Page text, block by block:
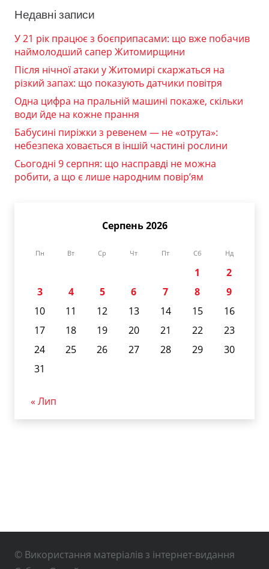
Недавні записи
У 21 рік працює з боєприпасами: що вже побачив
наймолодший сапер Житомирщини
Після нічної атаки у Житомирі скаржаться на
різкий запах: що показують датчики повітря
Одна цифра на пральній машині покаже, скільки
води йде на кожне прання
Бабусині пиріжки з ревенем — не «отрута»:
небезпека ховається в іншій частині рослини
Сьогодні 9 серпня: що насправді не можна
робити, а що є лише народним повір’ям
Серпень 2026
Пн Вт Ср Чт Пт Сб Нд
1
2
3
4 5 6 7 8
9
10
11 12 13 14 15
16
17
18 19 20 21 22
23
24
25 26 27 28 29
30
31
« Лип
© Використання матеріалів з інтернет-видання